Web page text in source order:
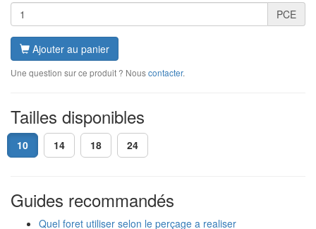
PCE
Ajouter au panier
Une question sur ce produit ? Nouscontacter.
Tailles disponibles
10 14 18 24
Guides recommandés
Quel foret utiliser selon le perçage a realiser